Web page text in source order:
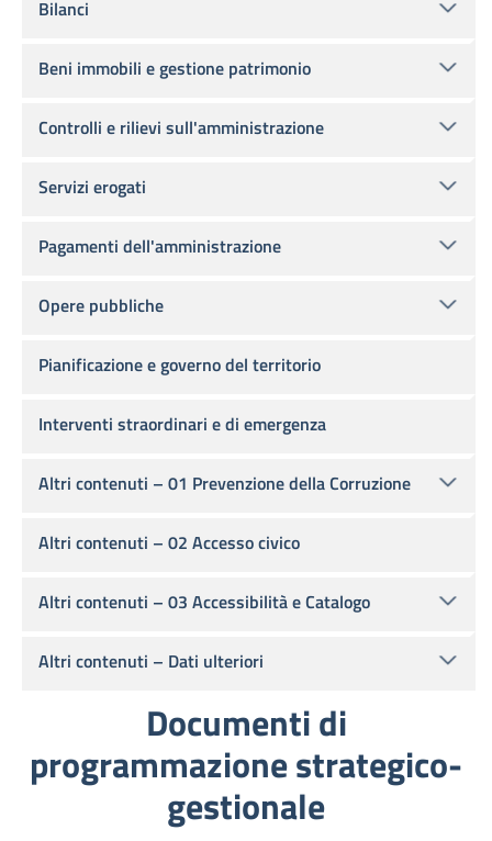
Documenti di
programmazione strategico-
gestionale
Bilanci
Beni immobili e gestione patrimonio
Controlli e rilievi sull'amministrazione
Servizi erogati
Pagamenti dell'amministrazione
Opere pubbliche
Pianificazione e governo del territorio
Interventi straordinari e di emergenza
Altri contenuti – 01 Prevenzione della Corruzione
Altri contenuti – 02 Accesso civico
Altri contenuti – 03 Accessibilità e Catalogo
Altri contenuti – Dati ulteriori